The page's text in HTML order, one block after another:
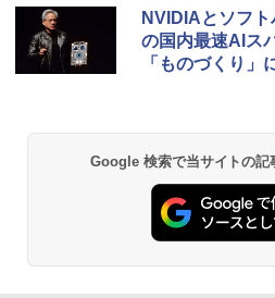
￥19,118
Anker
￥7,990
￥5,990
BRUCE
[Explicit]
￥250
[Explicit]
￥250
【
ET ラベルレス
￥1,112
富士山の天然水
ウォーター ペ
ットル (Smart
￥1,380
薬屋のひとりご
ンガンコミック
￥770
エース)
￥832
NVIDIAとソフ
の国内最速AIス
「ものづくり」
Google 検索で当サイトの記